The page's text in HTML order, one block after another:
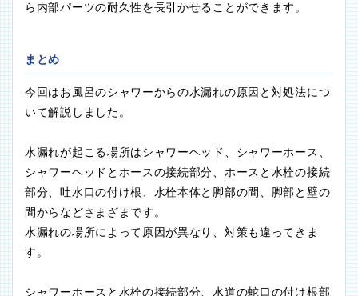
ら内部パーツの耐久性を長引かせることができます。
まとめ
今回はお風呂のシャワーからの水漏れの原因と対処法につ
いて解説しました。
水漏れが起こる場所はシャワーヘッド、シャワーホース、
シャワーヘッドとホースの接続部分、ホースと水栓の接続
部分、吐水口の付け根、水栓本体と脚部の間、脚部と壁の
間からなどさまざまです。
水漏れの場所によって原因が異なり、対策も違ってきま
す。
シャワーホースと水栓の接続部分、水道の蛇口の付け根部